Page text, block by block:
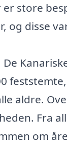
store
og disse
aldre.
Fra
om